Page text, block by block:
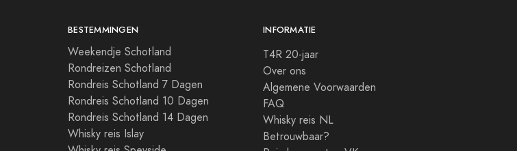
BESTEMMINGEN
Weekendje Schotland
Rondreizen Schotland
Rondreis Schotland 7 Dagen
Rondreis Schotland 10 Dagen
Rondreis Schotland 14 Dagen
Whisky reis Islay
INFORMATIE
T4R 20-jaar
Over ons
Algemene Voorwaarden
FAQ
Whisky reis NL
Betrouwbaar?